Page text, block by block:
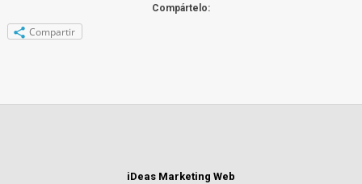
Compártelo:
Compartir
iDeas Marketing Web